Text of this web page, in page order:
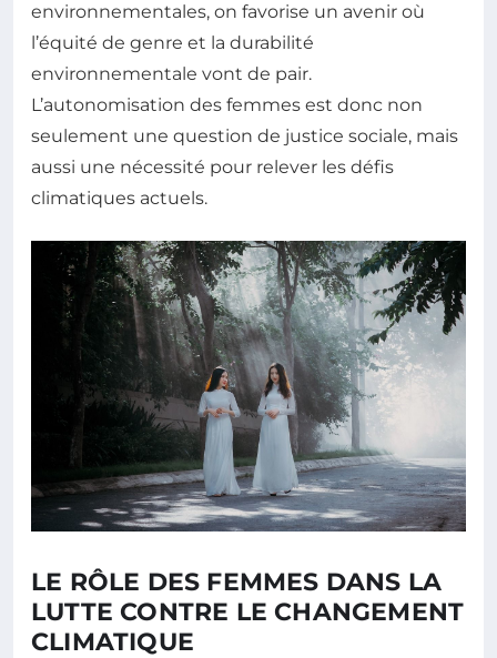
environnementales, on favorise un avenir où
l’équité de genre et la durabilité
environnementale vont de pair.
L’autonomisation des femmes est donc non
seulement une question de justice sociale, mais
aussi une nécessité pour relever les défis
climatiques actuels.
LE RÔLE DES FEMMES DANS LA
LUTTE CONTRE LE CHANGEMENT
CLIMATIQUE